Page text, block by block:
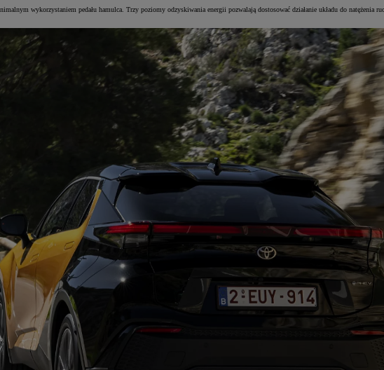
wykorzystaniem pedału hamulca. Trzy poziomy odzyskiwania energii pozwalają dostosować działanie układu do natężenia